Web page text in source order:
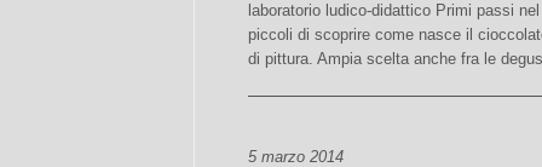
laboratorio ludico-didattico Primi passi
piccoli di scoprire come nasce il
di pittura. Ampia scelta anche fra le
5 marzo 2014